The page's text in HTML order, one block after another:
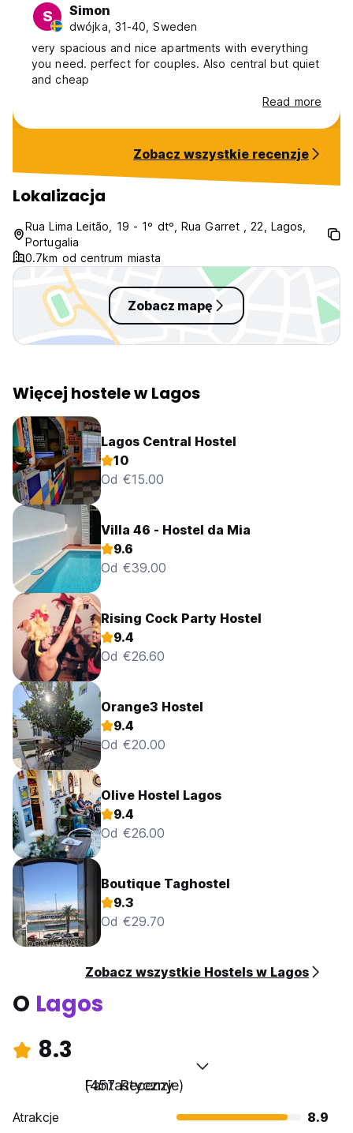
S Simon
dwójka, 31-40, Sweden
very spacious and nice apartments with everything
you need. perfect for couples. Also central but quiet
and cheap
Read more
Zobacz wszystkie recenzje
Lokalizacja
Rua Lima Leitão, 19 - 1º dtº, Rua Garret , 22, Lagos,
Portugalia
0.7km od centrum miasta
Zobacz mapę
Więcej hostele w Lagos
Lagos Central Hostel
10
Od €15.00
Villa 46 - Hostel da Mia
9.6
Od €39.00
Rising Cock Party Hostel
9.4
Od €26.60
Orange3 Hostel
9.4
Od €20.00
Olive Hostel Lagos
9.4
Od €26.00
Boutique Taghostel
9.3
Od €29.70
Zobacz wszystkie Hostels w Lagos
O Lagos
8.3
Fantastyczny
(457 Recenzje)
Atrakcje
8.9